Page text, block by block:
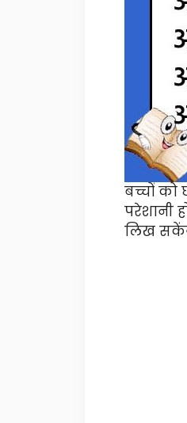
बच्चों को
परेशानी
लिख